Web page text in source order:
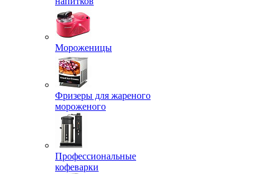
Мороженицы
Фризеры для жареного
мороженого
Профессиональные
кофеварки